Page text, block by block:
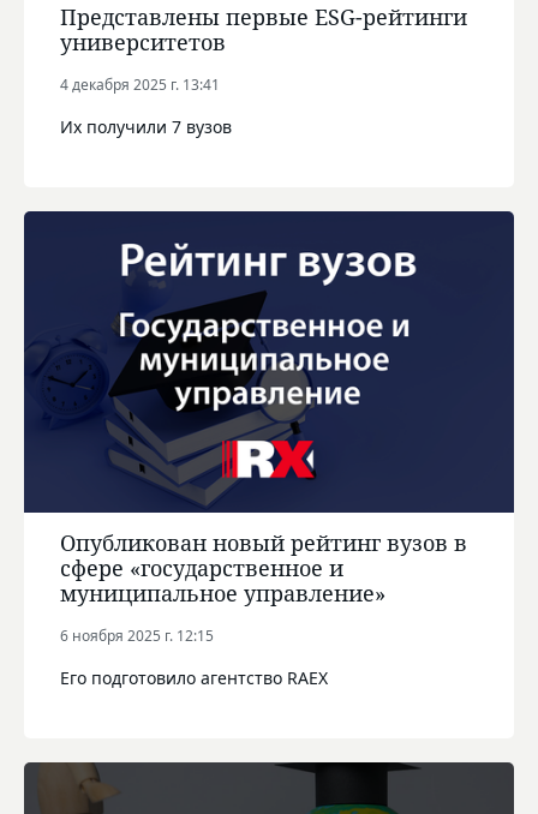
Представлены первые ESG-рейтинги
университетов
4 декабря 2025 г. 13:41
Их получили 7 вузов
Опубликован новый рейтинг вузов в
сфере «государственное и
муниципальное управление»
6 ноября 2025 г. 12:15
Его подготовило агентство RAEX